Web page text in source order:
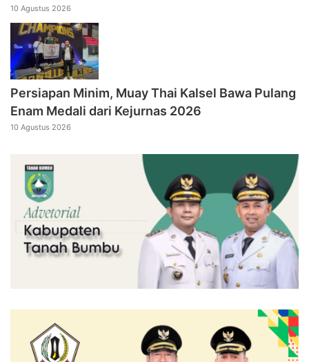
10 Agustus 2026
Persiapan Minim, Muay Thai Kalsel Bawa Pulang
Enam Medali dari Kejurnas 2026
10 Agustus 2026